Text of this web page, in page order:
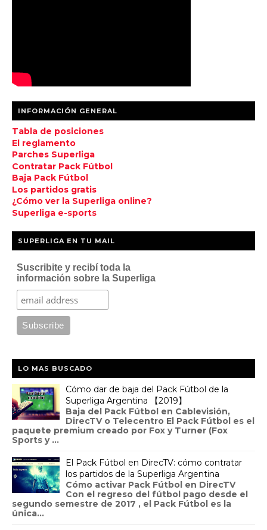
INFORMACIÓN GENERAL
Tabla de posiciones
El reglamento
Parches Superliga
Contratar Pack Fútbol
Baja Pack Fútbol
Los partidos gratis
¿Cómo ver la Superliga online?
Superliga e-sports
SUPERLIGA EN TU MAIL
Suscribite y recibí toda la
información sobre la Superliga
LO MAS BUSCADO
Cómo dar de baja del Pack Fútbol de la
Superliga Argentina 【2019】
Baja del Pack Fútbol en Cablevisión,
DirecTV o Telecentro El Pack Fútbol es el
paquete premium creado por Fox y Turner (Fox
Sports y ...
El Pack Fútbol en DirecTV: cómo contratar
los partidos de la Superliga Argentina
Cómo activar Pack Fútbol en DirecTV
Con el regreso del fútbol pago desde el
segundo semestre de 2017 , el Pack Fútbol es la
única...